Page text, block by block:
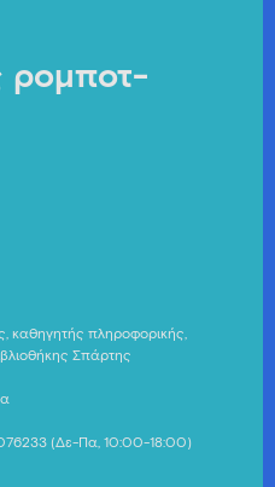
ρομποτ-
καθηγητής πληροφορικής,
Σπάρτης
(Δε-Πα, 10:00-18:00)